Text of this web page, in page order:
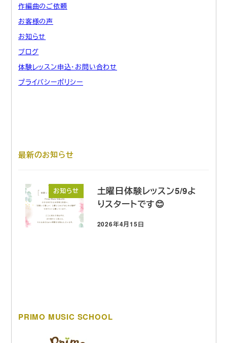
作編曲のご依頼
お客様の声
お知らせ
ブログ
体験レッスン申込・お問い合わせ
プライバシーポリシー
最新のお知らせ
お知らせ
土曜日体験レッスン5/9よ
りスタートです😊
投稿日
2026年4月15日
PRIMO MUSIC SCHOOL